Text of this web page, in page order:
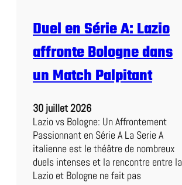
u
e
l
o
r
d
u
M
a
t
c
Duel en Série A: Lazio
affronte Bologne dans
un Match Palpitant
30 juillet 2026
Lazio vs Bologne: Un Affrontement
Passionnant en Série A La Serie A
italienne est le théâtre de nombreux
duels intenses et la rencontre entre la
Lazio et Bologne ne fait pas